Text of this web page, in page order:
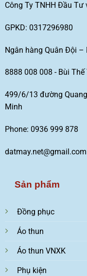
Công Ty TNHH Đầu Tư
GPKD: 0317296980
Ngân hàng Quân Đội –
8888 008 008 - Bùi Thế
499/6/13 đường Quang
Minh
Phone: 0936 999 878
datmay.net@gmail.com
Sản phẩm
Đồng phục
Áo thun
Áo thun VNXK
Phụ kiện